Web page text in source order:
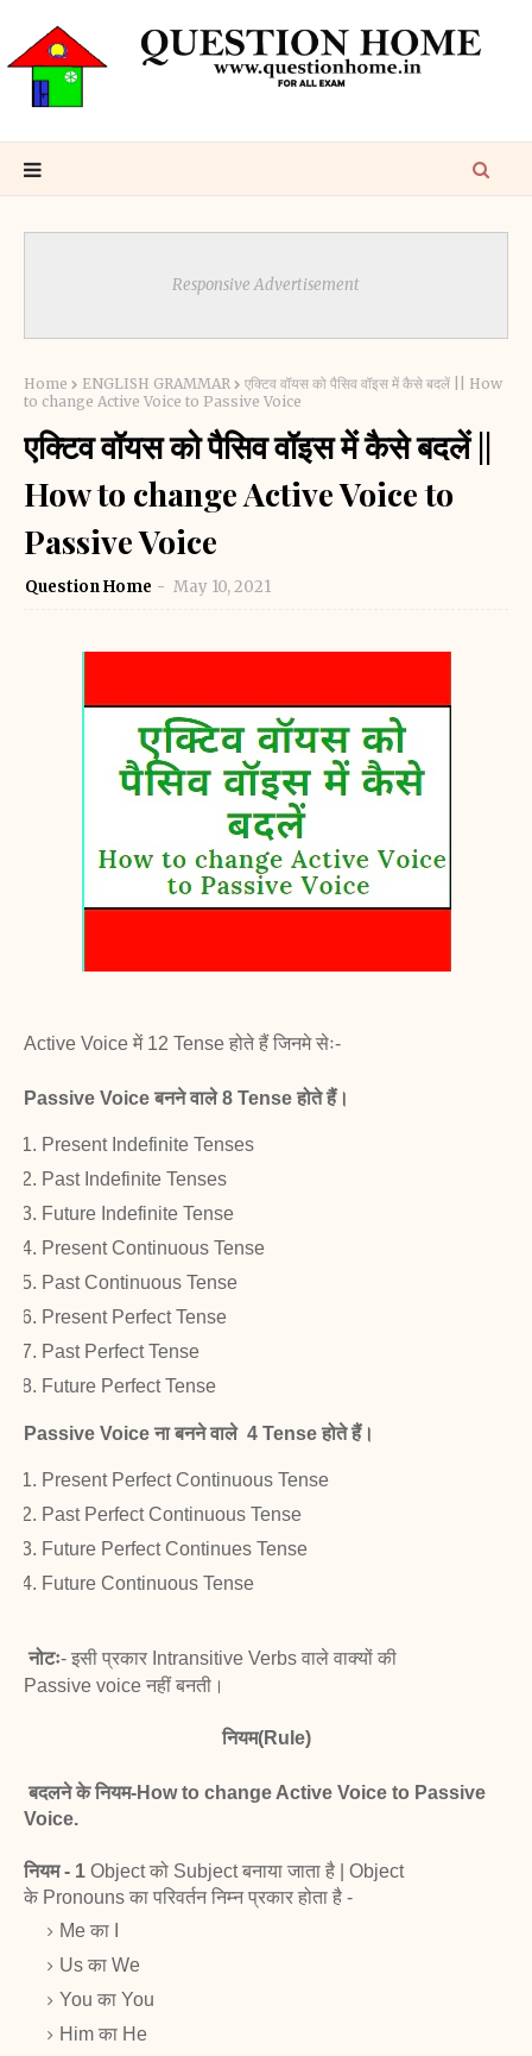
Responsive Advertisement
Home ENGLISH GRAMMAR
एक्टिव वॉयस को पैसिव वॉइस में कैसे बदलें || How
to change Active Voice to Passive Voice
एक्टिव वॉयस को पैसिव वॉइस में कैसे बदलें ||
How to change Active Voice to
Passive Voice
Question Home May 10, 2021
Active Voice में 12 Tense होते हैं जिनमे सेः-
Passive Voiceबनने वाले8 Tense होते हैं।
PresentIndefinite Tenses
Past Indefinite Tenses
Future Indefinite Tense
PresentContinuous Tense
Past Continuous Tense
PresentPerfectTense
Past Perfect Tense
Future PerfectTense
Passive Voice ना बनने वाले 4 Tense होते हैं।
Present Perfect Continuous Tense
Past Perfect Continuous Tense
Future Perfect Continues Tense
Future Continuous Tense
नोटः- इसी प्रकार Intransitive Verbs वाले वाक्यों की
Passive voice नहीं बनती।
नियम(Rule)
बदलने के नियम-How to change Active Voice to Passive
Voice.
नियम - 1 Object को Subject बनाया जाता है | Object
के Pronouns का परिवर्तन निम्न प्रकार होता है -
Me का I
Us का We
You का You
Him का He